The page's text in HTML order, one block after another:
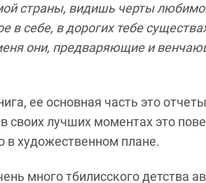
страны, видишь черты
себе, в дорогих тебе
они, предваряющие и
ее основная часть это
своих лучших моментах это
в художественном плане.
много тбилисского детства